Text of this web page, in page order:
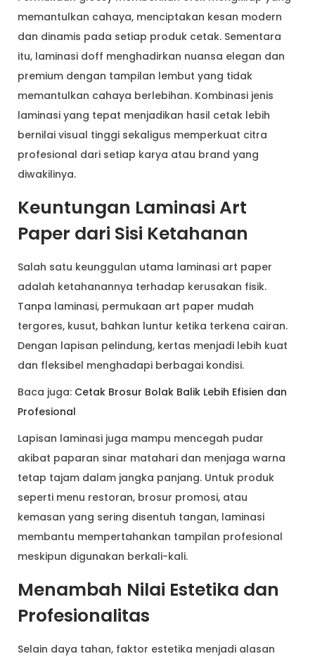
memantulkan cahaya, menciptakan kesan modern
dan dinamis pada setiap produk cetak. Sementara
itu, laminasi doff menghadirkan nuansa elegan dan
premium dengan tampilan lembut yang tidak
memantulkan cahaya berlebihan. Kombinasi jenis
laminasi yang tepat menjadikan hasil cetak lebih
bernilai visual tinggi sekaligus memperkuat citra
profesional dari setiap karya atau brand yang
diwakilinya.
Keuntungan Laminasi Art
Paper dari Sisi Ketahanan
Salah satu keunggulan utama laminasi art paper
adalah ketahanannya terhadap kerusakan fisik.
Tanpa laminasi, permukaan art paper mudah
tergores, kusut, bahkan luntur ketika terkena cairan.
Dengan lapisan pelindung, kertas menjadi lebih kuat
dan fleksibel menghadapi berbagai kondisi.
Baca juga: Cetak Brosur Bolak Balik Lebih Efisien dan
Profesional
Lapisan laminasi juga mampu mencegah pudar
akibat paparan sinar matahari dan menjaga warna
tetap tajam dalam jangka panjang. Untuk produk
seperti menu restoran, brosur promosi, atau
kemasan yang sering disentuh tangan, laminasi
membantu mempertahankan tampilan profesional
meskipun digunakan berkali-kali.
Menambah Nilai Estetika dan
Profesionalitas
Selain daya tahan, faktor estetika menjadi alasan